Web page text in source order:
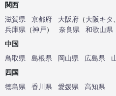
関西
滋賀県
京都府 大阪府 （大阪キタ
兵庫県 （神戸） 奈良県
和歌山県
中国
鳥取県
島根県 岡山県 広島県
四国
徳島県
香川県 愛媛県
高知県